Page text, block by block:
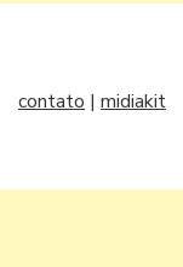
contato | midiakit